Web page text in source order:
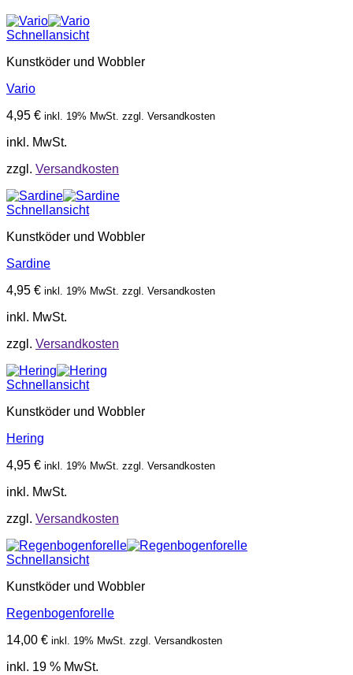
Schnellansicht
Kunstköder und Wobbler
Vario
4,95 € inkl. 19% MwSt. zzgl. Versandkosten
inkl. MwSt.
zzgl. Versandkosten
Schnellansicht
Kunstköder und Wobbler
Sardine
4,95 € inkl. 19% MwSt. zzgl. Versandkosten
inkl. MwSt.
zzgl. Versandkosten
Schnellansicht
Kunstköder und Wobbler
Hering
4,95 € inkl. 19% MwSt. zzgl. Versandkosten
inkl. MwSt.
zzgl. Versandkosten
Schnellansicht
Kunstköder und Wobbler
Regenbogenforelle
14,00 € inkl. 19% MwSt. zzgl. Versandkosten
inkl. 19 % MwSt.